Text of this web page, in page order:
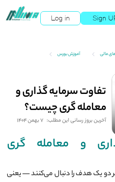
Log in Sign
مالی
آموزش بورس
تفاوت سرمایه گذاری و
معامله گری چیست؟
آخرین بروز رسانی این مطلب: 7 بهمن 1404
و معامله گری
دو یک هدف را دنبال می‌کنند — یعنی